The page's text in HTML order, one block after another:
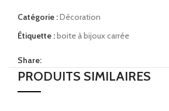
Catégorie :Décoration
Étiquette :boite à bijoux carrée
Share:
PRODUITS SIMILAIRES